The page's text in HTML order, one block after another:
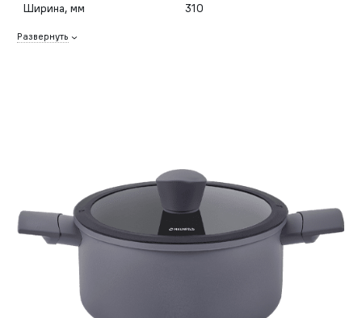
Ширина, мм
310
Развернуть